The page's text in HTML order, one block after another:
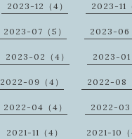
2023-12（4） 2023-11
2023-07（5） 2023-06
2023-02（4） 2023-01
2022-09（4） 2022-08
2022-04（4） 2022-03
2021-11（4） 2021-10（